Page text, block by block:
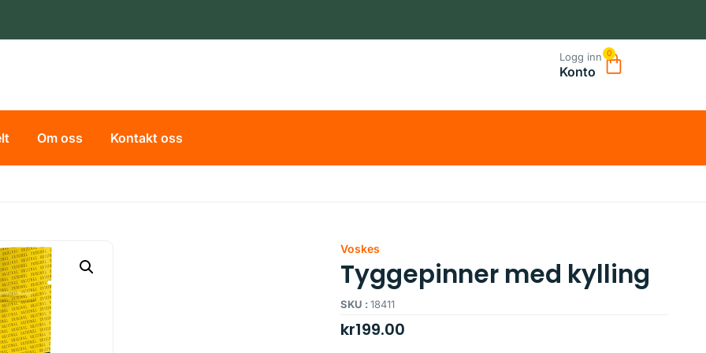
Logg inn
Konto
0
Om oss Kontakt oss
Voskes
Tyggepinner med kylling
SKU : 18411
kr199.00